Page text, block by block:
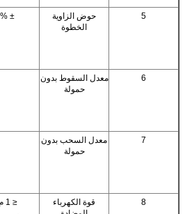
5
حوض الزاوية
الخطوة
± 5%
6
معدل السقوط بدون
حمولة
7
معدل السحب بدون
حمولة
8
قوة الكهرباء
≤ 1 م.أ.